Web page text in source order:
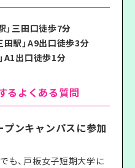
」三田口徒歩7分
田駅」A9出口徒歩3分
A1出口徒歩1分
るよくある質問
プンキャンパスに参加
も、戸板女子短期大学に